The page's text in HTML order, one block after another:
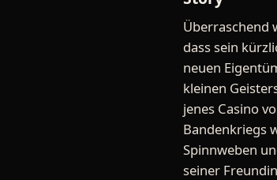
Überraschend
dass sein
neuen
kleinen
jenes Casino
Bandenkriegs
Spinnweben
seiner